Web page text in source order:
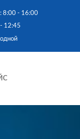
8:00 - 16:00
12:45